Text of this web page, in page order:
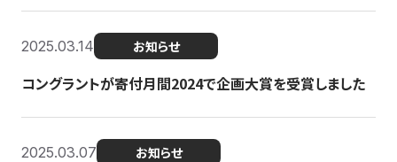
2025.03.14 お知らせ
コングラントが寄付月間2024で企画大賞を受賞しました
2025.03.07 お知らせ